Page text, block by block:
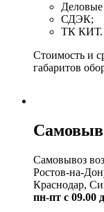
СДЭК;
ТК КИТ.
Стоимость и
габаритов
Самовывоз
Ростов-на-
Краснодар,
пн-пт с 09.00